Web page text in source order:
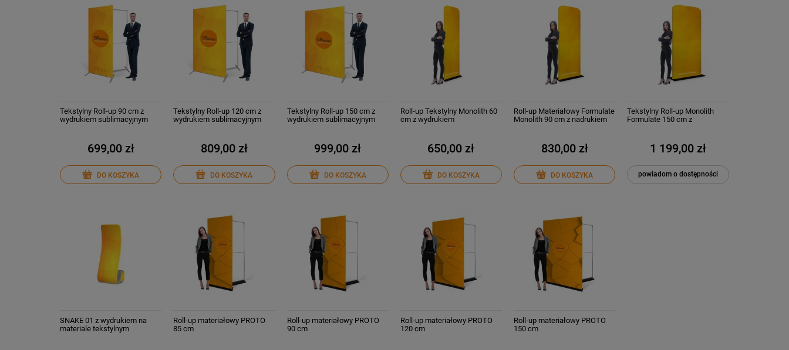
Tekstylny Roll-up 90 cm z
wydrukiem sublimacyjnym
699,00 zł
DO KOSZYKA
Tekstylny Roll-up 120 cm z
wydrukiem sublimacyjnym
809,00 zł
DO KOSZYKA
Tekstylny Roll-up 150 cm z
wydrukiem sublimacyjnym
999,00 zł
DO KOSZYKA
Roll-up Tekstylny Monolith 60
cm z wydrukiem
650,00 zł
DO KOSZYKA
Roll-up Materiałowy Formulate
Monolith 90 cm z nadrukiem
830,00 zł
DO KOSZYKA
Tekstylny Roll-up Monolith
Formulate 150 cm z
1 199,00 zł
powiadom o dostępności
SNAKE 01 z wydrukiem na
materiale tekstylnym
Roll-up materiałowy PROTO
85 cm
Roll-up materiałowy PROTO
90 cm
Roll-up materiałowy PROTO
120 cm
Roll-up materiałowy PROTO
150 cm